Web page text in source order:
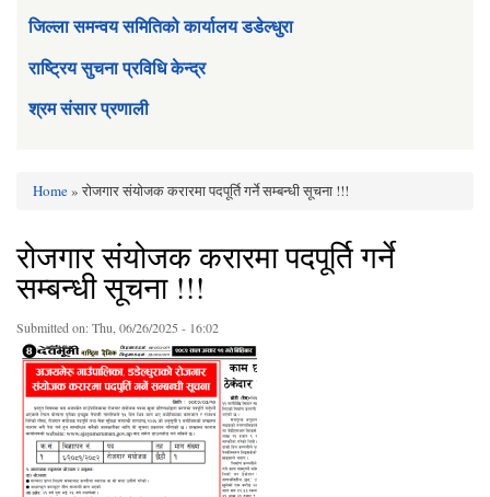
जिल्ला समन्वय समितिको कार्यालय डडेल्धुरा
राष्ट्रिय सुचना प्रविधि केन्द्र
श्रम संसार प्रणाली
Home» रोजगार संयोजक करारमा पदपूर्ति गर्ने सम्बन्धी सूचना !!!
रोजगार संयोजक करारमा पदपूर्ति गर्ने
सम्बन्धी सूचना !!!
Submitted on:Thu, 06/26/2025 - 16:02